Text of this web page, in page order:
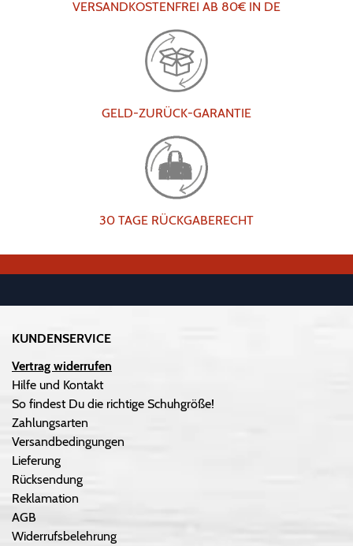
VERSANDKOSTENFREI AB 80€ IN DE
GELD-ZURÜCK-GARANTIE
30 TAGE RÜCKGABERECHT
KUNDENSERVICE
Vertrag widerrufen
Hilfe und Kontakt
So findest Du die richtige Schuhgröße!
Zahlungsarten
Versandbedingungen
Lieferung
Rücksendung
Reklamation
AGB
Widerrufsbelehrung